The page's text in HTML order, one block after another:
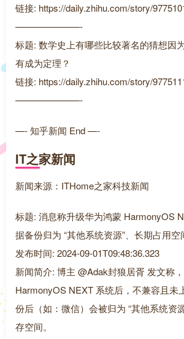
链接: https://daily.zhihu.com/story/
———————-
标题: 数学史上有哪些比较著名的猜想因
有成为定理？
链接: https://daily.zhihu.com/story/
———————-
—- 知乎新闻 End —-
IT之家新闻
新闻来源：ITHome之家科技新闻
标题: 消息称升级华为鸿蒙 HarmonyOS
据备份归为 “其他系统资源”、长期占用空
发布时间: 2024-09-01T09:48:36.323
新闻简介: 博主 @Adak封狼居胥 发文称
HarmonyOS NEXT 系统后，不兼容且未
份后（如：微信）会被归为 “其他系统资
存空间。